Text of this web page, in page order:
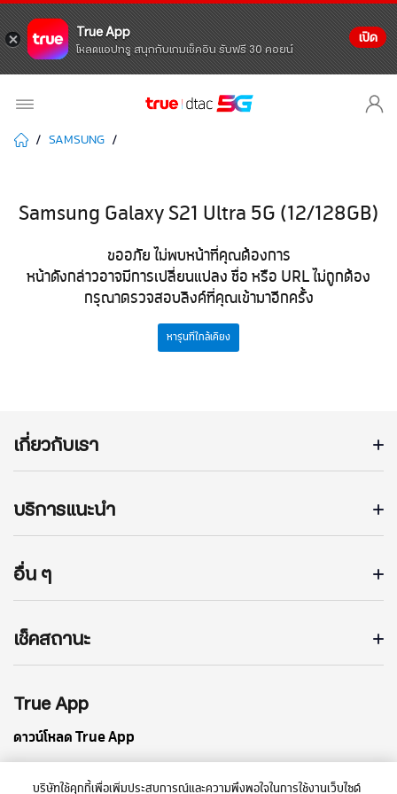
True App
โหลดแอปทรู สนุกกับเกมเช็คอิน รับฟรี 30 คอยน์
เปิด
SAMSUNG
Samsung Galaxy S21 Ultra 5G (12/128GB)
ขออภัย ไม่พบหน้าที่คุณต้องการ
หน้าดังกล่าวอาจมีการเปลี่ยนแปลง ชื่อ หรือ URL ไม่ถูกต้อง
กรุณาตรวจสอบลิงค์ที่คุณเข้ามาอีกครั้ง
หารุ่นที่ใกล้เคียง
เกี่ยวกับเรา
บริการแนะนำ
อื่น ๆ
เช็คสถานะ
True App
ดาวน์โหลด True App
บริษัทใช้คุกกี้เพื่อเพิ่มประสบการณ์และความพึงพอใจในการใช้งานเว็บไซต์